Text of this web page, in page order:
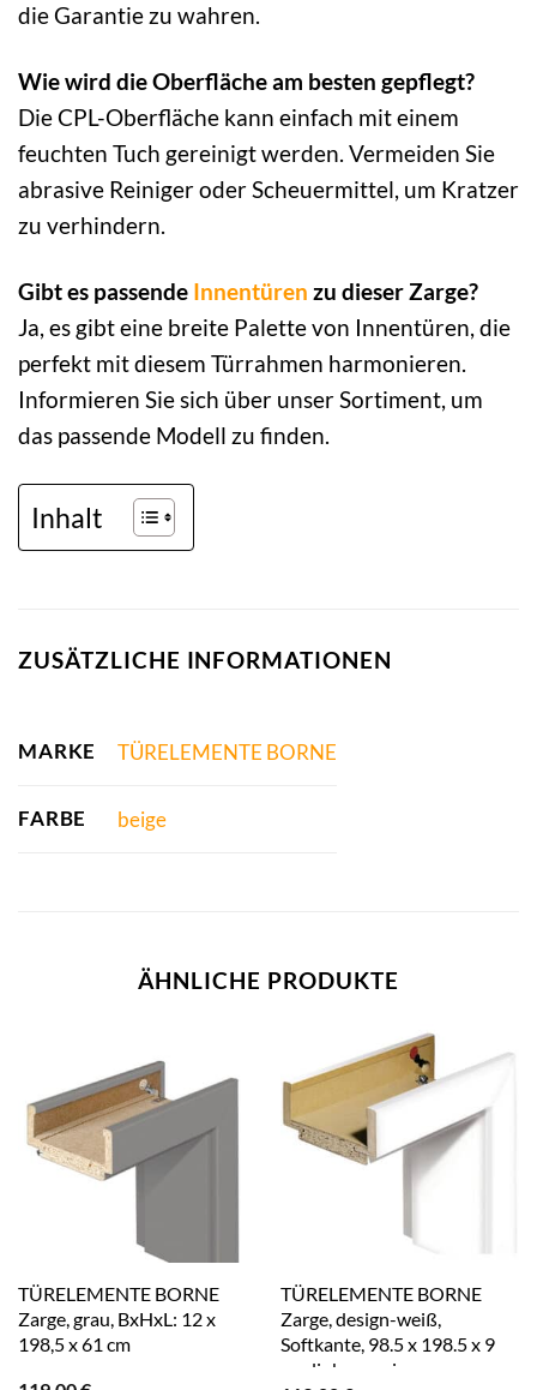
die Garantie zu wahren.
Wie wird die Oberfläche am besten gepflegt?
Die CPL-Oberfläche kann einfach mit einem
feuchten Tuch gereinigt werden. Vermeiden Sie
abrasive Reiniger oder Scheuermittel, um Kratzer
zu verhindern.
Gibt es passende Innentüren zu dieser Zarge?
Ja, es gibt eine breite Palette von Innentüren, die
perfekt mit diesem Türrahmen harmonieren.
Informieren Sie sich über unser Sortiment, um
das passende Modell zu finden.
Inhalt
ZUSÄTZLICHE INFORMATIONEN
MARKE TÜRELEMENTE BORNE
FARBE beige
ÄHNLICHE PRODUKTE
TÜRELEMENTE BORNE
Zarge, grau, BxHxL: 12 x
198,5 x 61 cm
TÜRELEMENTE BORNE
Zarge, design-weiß,
Softkante, 98.5 x 198.5 x 9
cm, links – weiss